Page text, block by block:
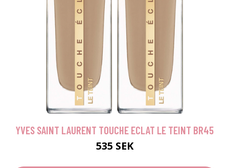
YVES SAINT LAURENT TOUCHE ECLAT LE TEINT BR45
535 SEK